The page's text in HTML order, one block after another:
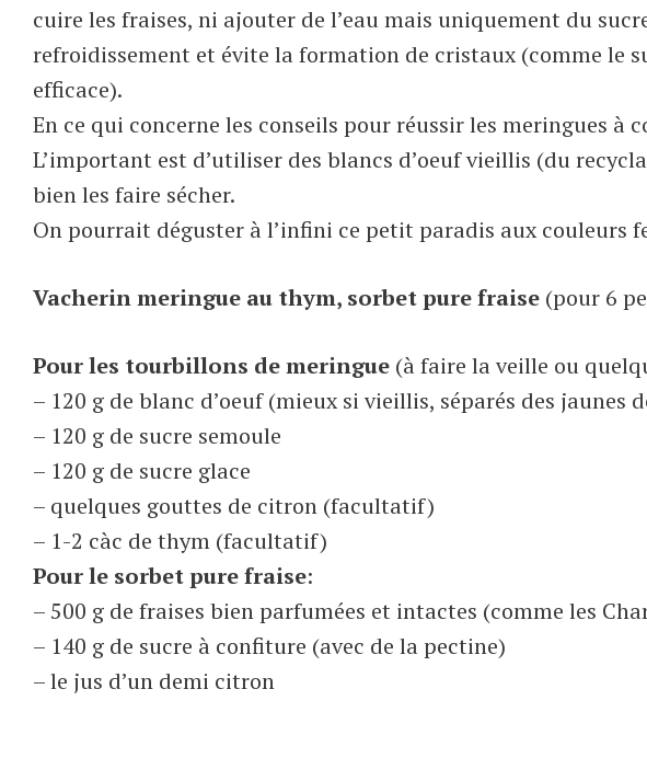
cuire les fraises, ni ajouter de l’eau mais uniquement du
refroidissement et évite la formation de cristaux (comme le
efficace).
En ce qui concerne les conseils pour réussir les meringues à
L’important est d’utiliser des blancs d’oeuf vieillis (du
bien les faire sécher.
On pourrait déguster à l’infini ce petit paradis aux couleurs
Vacherin meringue au thym, sorbet pure fraise (pour 6
Pour les tourbillons de meringue (à faire la veille ou
– 120 g de blanc d’oeuf (mieux si vieillis, séparés des jaunes
– 120 g de sucre semoule
– 120 g de sucre glace
– quelques gouttes de citron (facultatif)
– 1-2 càc de thym (facultatif)
Pour le sorbet pure fraise:
– 500 g de fraises bien parfumées et intactes (comme les
– 140 g de sucre à confiture (avec de la pectine)
– le jus d’un demi citron